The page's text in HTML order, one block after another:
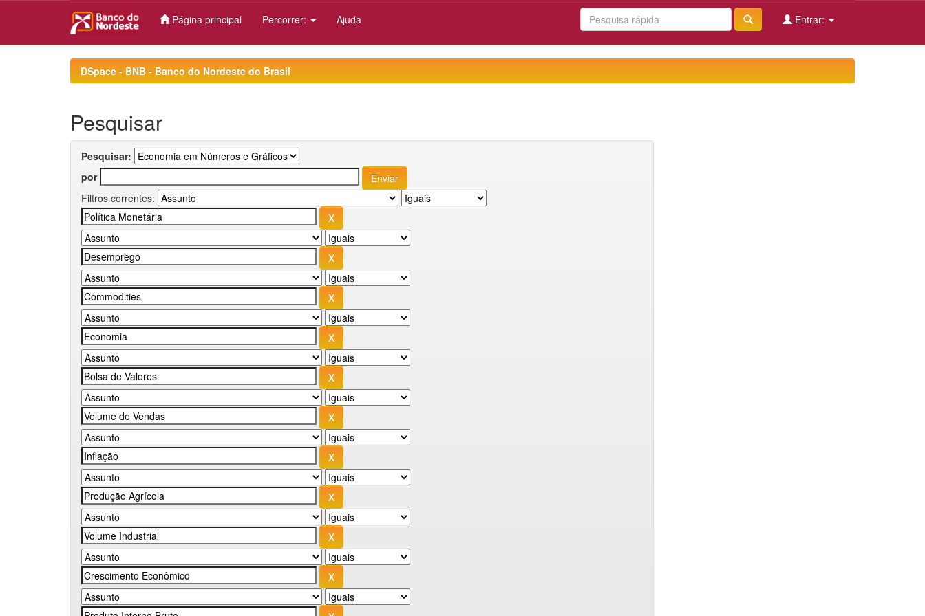
Página principal Percorrer: Ajuda Entrar:
DSpace - BNB - Banco do Nordeste do Brasil
Pesquisar
Pesquisar:
por
Filtros correntes: